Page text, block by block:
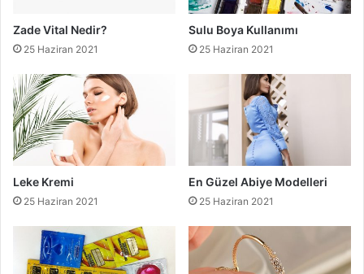
Zade Vital Nedir?
25 Haziran 2021
Sulu Boya Kullanımı
25 Haziran 2021
Leke Kremi
25 Haziran 2021
En Güzel Abiye Modelleri
25 Haziran 2021